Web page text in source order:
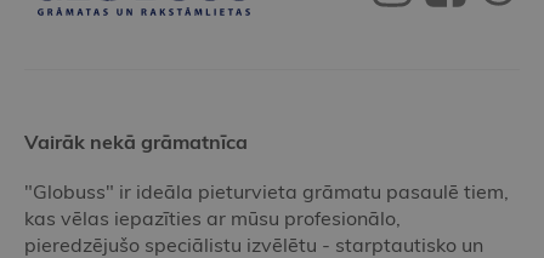
Vairāk nekā grāmatnīca
"Globuss" ir ideāla pieturvieta grāmatu pasaulē tiem,
kas vēlas iepazīties ar mūsu profesionālo,
pieredzējušo speciālistu izvēlētu - starptautisko un